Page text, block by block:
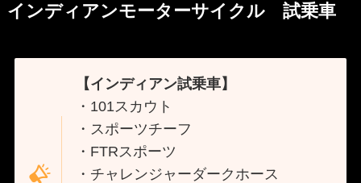
インディアンモーターサイクル 試乗車
【インディアン試乗車】
・101スカウト
・スポーツチーフ
・FTRスポーツ
・チャレンジャーダークホース